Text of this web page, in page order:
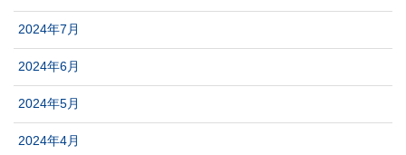
2024年7月
2024年6月
2024年5月
2024年4月